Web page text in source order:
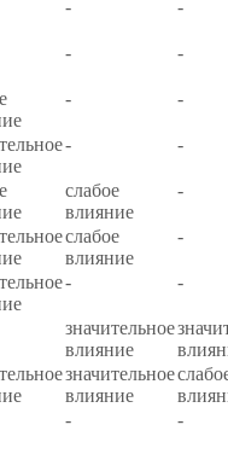
- -
- -
- -
- -
слабое
влияние
-
слабое
влияние
-
- -
значительное
влияние
значительное
влияние
- -